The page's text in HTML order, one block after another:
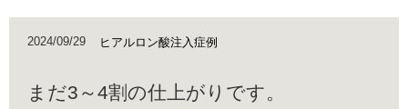
2024/09/29 ヒアルロン酸注入症例
まだ3～4割の仕上がりです。